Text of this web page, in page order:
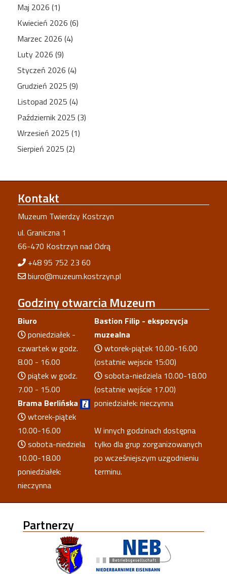
Maj 2026 (1)
Kwiecień 2026 (6)
Marzec 2026 (4)
Luty 2026 (9)
Styczeń 2026 (4)
Grudzień 2025 (9)
Listopad 2025 (4)
Październik 2025 (3)
Wrzesień 2025 (1)
Sierpień 2025 (2)
Kontakt
Muzeum Twierdzy Kostrzyn
ul. Graniczna 1
66-470 Kostrzyn nad Odrą
+48 95 752 23 60
biuro@muzeum.kostrzyn.pl
Godzinyotwarcia Muzeum
Biuro
poniedziałek -
czwartek w godz.
8.00 - 16.00
piątek w godz.
7.00 - 15.00
Brama Berlińska
wtorek-piątek
10.00-16.00
sobota-niedziela
10.00-18.00
poniedziałek:
nieczynna
Bastion Filip - ekspozycja
muzealna
wtorek-piątek 10.00-16.00
(ostatnie wejscie 15:00)
sobota-niedziela 10.00-18.00
(ostatnie wejście 17.00)
poniedziałek: nieczynna
W innych godzinach dostępna
tylko dla grup zorganizowanych
po wcześniejszym uzgodnieniu
terminu.
Partnerzy